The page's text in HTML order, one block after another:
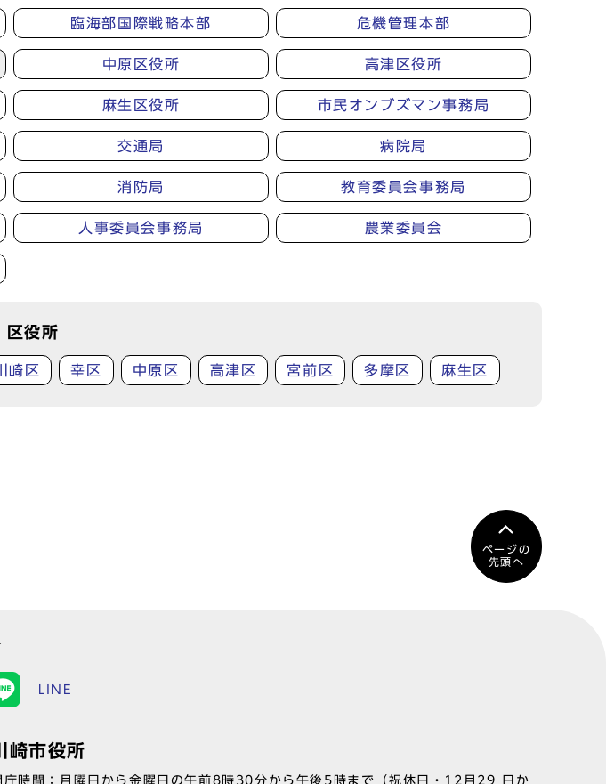
臨海部国際戦略本部 危機管理本部
中原区役所 高津区役所
麻生区役所 市民オンブズマン事務局
交通局 病院局
消防局 教育委員会事務局
人事委員会事務局 農業委員会
区役所
崎区 幸区 中原区 高津区 宮前区 多摩区 麻生区
ページの
先頭へ
LINE
崎市役所
庁時間：月曜日から金曜日の午前8時30分から午後5時まで（祝休日・12月29 日か